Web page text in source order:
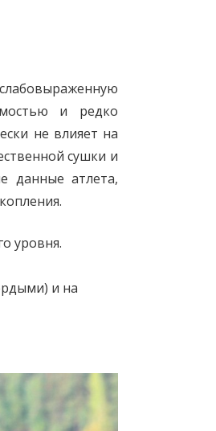
и редко
не влияет на
сушки и
данные атлета,
уровня.
и на